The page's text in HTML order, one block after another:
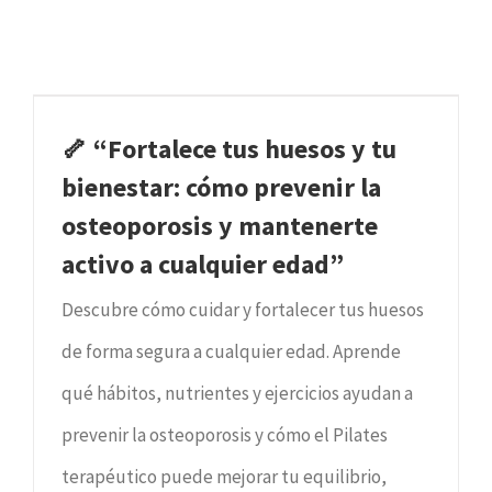
🦴 “Fortalece tus huesos y tu
bienestar: cómo prevenir la
osteoporosis y mantenerte
activo a cualquier edad”
Descubre cómo cuidar y fortalecer tus huesos
de forma segura a cualquier edad. Aprende
qué hábitos, nutrientes y ejercicios ayudan a
prevenir la osteoporosis y cómo el Pilates
terapéutico puede mejorar tu equilibrio,